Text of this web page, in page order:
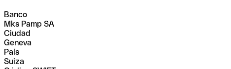
Banco
Mks Pamp SA
Ciudad
Geneva
País
Suiza